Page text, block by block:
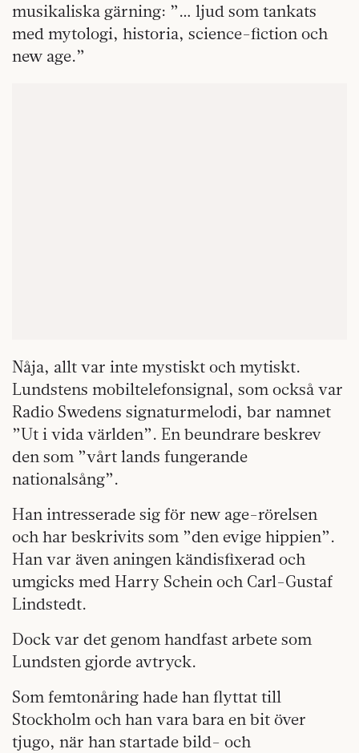
musikaliska gärning: ”… ljud som tankats
med mytologi, historia, science-fiction och
new age.”
Nåja, allt var inte mystiskt och mytiskt.
Lundstens mobiltelefonsignal, som också var
Radio Swedens signaturmelodi, bar namnet
”Ut i vida världen”. En beundrare beskrev
den som ”vårt lands fungerande
nationalsång”.
Han intresserade sig för new age-rörelsen
och har beskrivits som ”den evige hippien”.
Han var även aningen kändisfixerad och
umgicks med Harry Schein och Carl-Gustaf
Lindstedt.
Dock var det genom handfast arbete som
Lundsten gjorde avtryck.
Som femtonåring hade han flyttat till
Stockholm och han vara bara en bit över
tjugo, när han startade bild- och